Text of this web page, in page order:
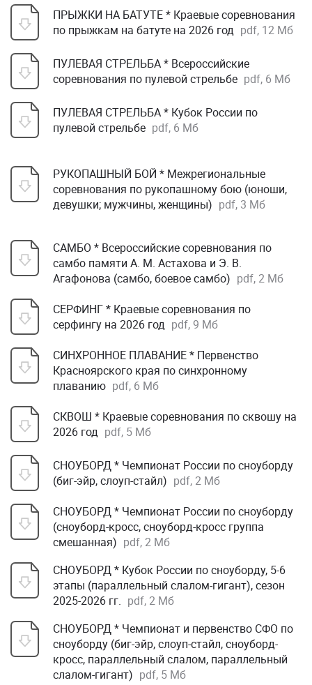
ПРЫЖКИ НА БАТУТЕ * Краевые соревнования
по прыжкам на батуте на 2026 год pdf, 12 Мб
ПУЛЕВАЯ СТРЕЛЬБА * Всероссийские
соревнования по пулевой стрельбе pdf, 6 Мб
ПУЛЕВАЯ СТРЕЛЬБА * Кубок России по
пулевой стрельбе pdf, 6 Мб
РУКОПАШНЫЙ БОЙ * Межрегиональные
соревнования по рукопашному бою (юноши,
девушки; мужчины, женщины) pdf, 3 Мб
САМБО * Всероссийские соревнования по
самбо памяти А. М. Астахова и Э. В.
Агафонова (самбо, боевое самбо) pdf, 2 Мб
СЕРФИНГ * Краевые соревнования по
серфингу на 2026 год pdf, 9 Мб
СИНХРОННОЕ ПЛАВАНИЕ * Первенство
Красноярского края по синхронному
плаванию pdf, 6 Мб
СКВОШ * Краевые соревнования по сквошу на
2026 год pdf, 5 Мб
СНОУБОРД * Чемпионат России по сноуборду
(биг-эйр, слоуп-стайл) pdf, 2 Мб
СНОУБОРД * Чемпионат России по сноуборду
(сноуборд-кросс, сноуборд-кросс группа
смешанная) pdf, 2 Мб
СНОУБОРД * Кубок России по сноуборду, 5-6
этапы (параллельный слалом-гигант), сезон
2025-2026 гг. pdf, 2 Мб
СНОУБОРД * Чемпионат и первенство СФО по
сноуборду (биг-эйр, слоуп-стайл, сноуборд-
кросс, параллельный слалом, параллельный
слалом-гигант) pdf, 5 Мб